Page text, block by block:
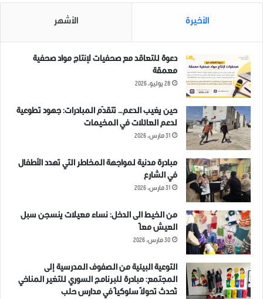
الطيران الحربي الروسي
يستهدف أطراف بلدتي كنصفرة
و الفطيرة في منطقة جبل
الزاوية بريف ادلب الجنوبي
بالصواريخ.
في "اخبار عاجلة"
لحظة استهداف الطيران الحربي
في جبل الزاوية بالصواريخ
في "فيديو"
الطيران الحربي الروسي بلدة
كفريا بريف ادلب الشمالي، بعدة
غارات جوية.
22 مارس، 2019
في "صور عامة"
الأخيرة الأشهر
دعوة للتعاقد مع صحفيات لإنتاج مواد صحفية
معمقة
28 يوليو، 2026
حين يغيب الدعم… تتقدّم المبادرات: جهود تطوعية
لدعم العائلات في المخيمات
31 مارس، 2026
مبادرة مدنية لمواجهة المخاطر التي تهدد الأطفال
في الشارع
31 مارس، 2026
من الخيط الى الدخل: نساء معيلات ينسجن سبل
العيش معاً
30 مارس، 2026
التوعية البيئية من الصفوف المدرسية إلى
المجتمع: مبادرة للبرنامج السوري للتغير المناخي
تُحدث تحولاً سلوكياً في مدارس حلب